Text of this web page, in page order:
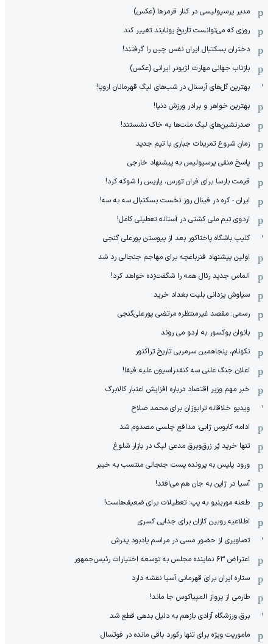
مدیر پرسپولیسی در کنار قرمزها (عکس)
روزی که می‌توانست تاریخ یونایتد تغییر کند
دختران بسکتبال ایران نفس چین را گرفتند!
بازتاب جهانی مهارت لژیونر ایرانی (عکس)
بهترین گل‌های آرسنال در شب‌های لیگ قهرمانان اروپا!
بهترین خواهر و برادر ورزش دنیا!
صدرنشین‌های لیگ ملت‌ها به خاک نشستند!
زمان شروع تمرینات جباری با تیم جدید
پاسخ منفی پرسپولیس به پیشنهاد خارجی
قیمت بارسا برای فران تورس، پاریس را شوکه کرد!
ایران - کره در فینال روز نخست بسکتبال سه به سه!
اردوی تیم ملی کشتی در آستانه تعطیلی کامل!
کلیپ باشگاه پاختاکور بعد از پیوستن پورعلی گنجی
اولین پیشنهاد فنرباغچه برای مهاجم جنجالی رد شد
الماس جدید رئال همه را شگفت‌زده خواهد کرد!
سیاوش یزدانی بلیت بغداد خرید
رسمی: مقصد غیرمنتظره مرتضی پورعلی‌گنجی
بانوان بوکسور به اردو می روند
نکونام، پنجاهمین سرمربی تاریخ تراکتور
اعلان جنگ علنی سه کنفدراسیون علیه فیفا!
خبر مهم وزیر اقتصاد درباره افزایش اعتبار کالابرگ
ویدیو خلاقانه ترابوزان برای محمد صلاح
ادامه کابوس ژابی: مدافع چلسی مصدوم شد
تنها خرید پُر زرق‌وبرق مدعی لیگ در بازار شلوغ
ورود پلیس به پرونده پست جنجالی منتسب به خیبر
آسیا در ژاپن به جان هم می‌افتد!
طعنه مورینیو به پپ: تعطیلات برای ضعیف‌هاست!
اطلاعیه روبین کازان برای جدایی کسری
تصاویری از حضور مسی در مراسم یادبود پدرش
اعتراض ۶۳ نماینده مجلس به توسعه اختیارات رئیس‌جمهور
ستاره ایران برای قهرمانی آسیا نقشه دارد
طارمی از پرواز المپیاکوس جا ماند!
برق ورزشگاه آزادی بازهم به دلیل بدهی قطع شد
ماموریت ویژه برای تنها رکورد باقی مانده در فوتسال